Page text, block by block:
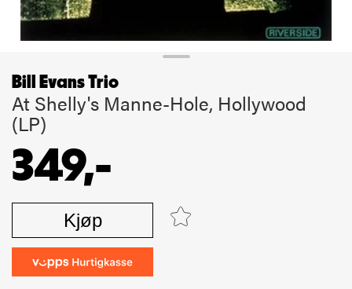
Bill Evans Trio
At Shelly's Manne-Hole, Hollywood
(LP)
349,-
Kjøp